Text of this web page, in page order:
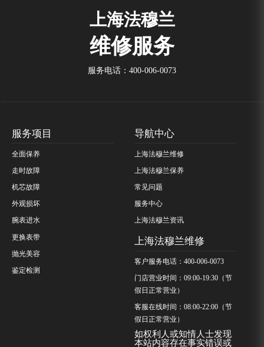
上海法穆兰
维修服务
服务电话： 400-006-0073
服务项目
全面保养
走时故障
机芯故障
外观损坏
腕表进水
更换表带
抛光美容
鉴定检测
导航中心
上海法穆兰维修
上海法穆兰保养
常见问题
服务中心
上海法穆兰资讯
上海法穆兰维修
客户服务电话：400-006-0073
门店营业时间：09:00-19:30（节
假日正常营业）
客服在线时间：08:00-22:00（节
假日正常营业）
如权利人或知情人士发现
本站内容存在事实错误或